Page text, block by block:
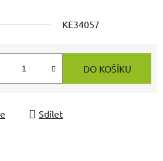
KE34057
DO KOŠÍKU
Sdílet